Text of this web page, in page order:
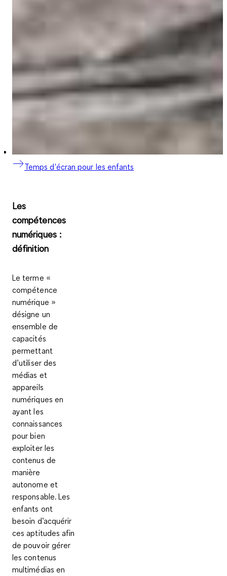
Temps d'écran pour les enfants
Les
compétences
numériques :
définition
Le terme «
compétence
numérique »
désigne un
ensemble de
capacités
permettant
d’utiliser des
médias et
appareils
numériques en
ayant les
connaissances
pour bien
exploiter les
contenus de
manière
autonome et
responsable. Les
enfants ont
besoin d’acquérir
ces aptitudes afin
de pouvoir gérer
les contenus
multimédias en